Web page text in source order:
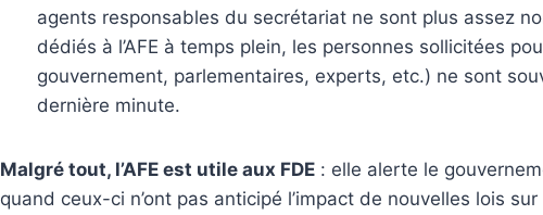
agents responsables du secrétariat ne sont plus assez
dédiés à l’AFE à temps plein, les personnes sollicitées
gouvernement, parlementaires, experts, etc.) ne sont
dernière minute.
Malgré tout, l’AFE est utile aux FDE : elle alerte le
quand ceux-ci n’ont pas anticipé l’impact de nouvelles lois